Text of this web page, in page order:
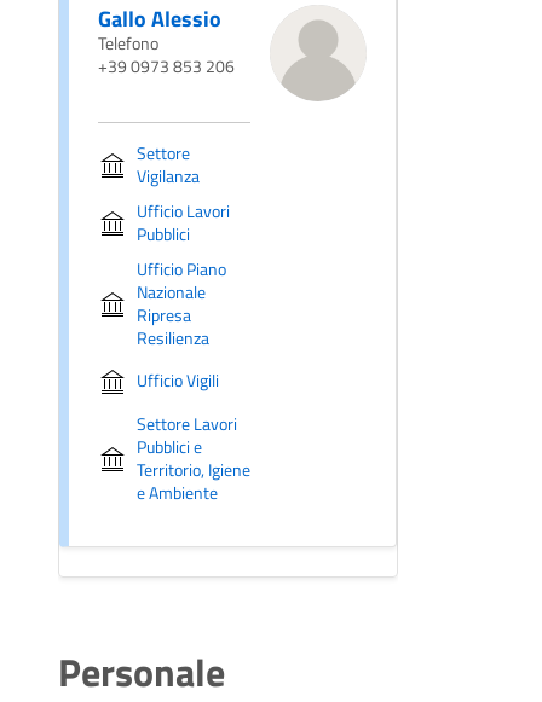
Gallo Alessio
Telefono
+39 0973 853 206
Settore
Vigilanza
Ufficio Lavori
Pubblici
Ufficio Piano
Nazionale
Ripresa
Resilienza
Ufficio Vigili
Settore Lavori
Pubblici e
Territorio, Igiene
e Ambiente
Personale